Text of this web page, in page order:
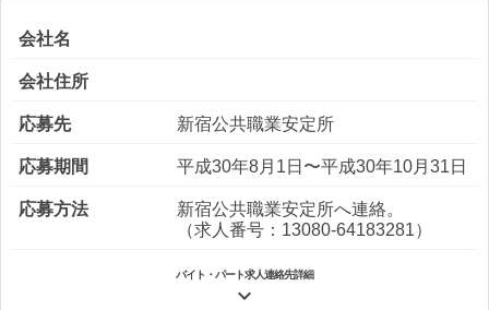
会社名
会社住所
応募先 新宿公共職業安定所
応募期間 平成30年8月1日〜平成30年10月31日
応募方法
新宿公共職業安定所へ連絡。
（求人番号：13080-64183281）
バイト・パート求人連絡先詳細
